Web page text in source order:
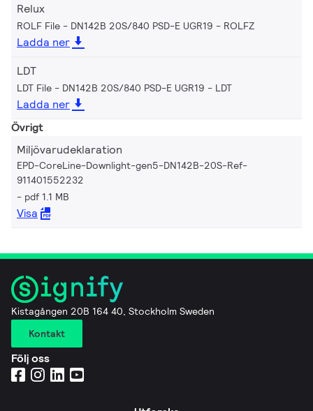
Relux
ROLF File - DN142B 20S/840 PSD-E UGR19 ROLFZ
Ladda ner
LDT
LDT File - DN142B 20S/840 PSD-E UGR19 LDT
Ladda ner
Övrigt
Miljövarudeklaration
EPD-CoreLine-Downlight-gen5-DN142B-20S-Ref-
911401552232
pdf 1.1 MB
Visa
Kistagången 20B 164 40, Stockholm Sweden
Kontakt
Följ oss